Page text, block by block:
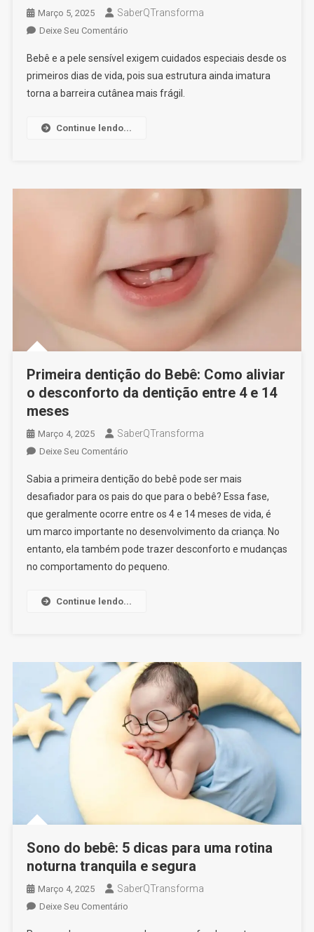
Março 5, 2025 SaberQTransforma
Deixe Seu ComentárioOn
Em
Bebê:
Como
E
Ressecamento
Bebê e a pele sensível exigem cuidados especiais desde os
primeiros dias de vida, pois sua estrutura ainda imatura
torna a barreira cutânea mais frágil.
Continue lendo...
Primeira dentição do Bebê: Como aliviar
o desconforto da dentição entre 4 e 14
meses
Março 4, 2025 SaberQTransforma
Deixe Seu ComentárioOn
Dentição
Do
Bebê:
Como
Aliviar
O
E
14
Meses
Sabia a primeira dentição do bebê pode ser mais
desafiador para os pais do que para o bebê? Essa fase,
que geralmente ocorre entre os 4 e 14 meses de vida, é
um marco importante no desenvolvimento da criança. No
entanto, ela também pode trazer desconforto e mudanças
no comportamento do pequeno.
Continue lendo...
Sono do bebê: 5 dicas para uma rotina
noturna tranquila e segura
Março 4, 2025 SaberQTransforma
Deixe Seu ComentárioOn